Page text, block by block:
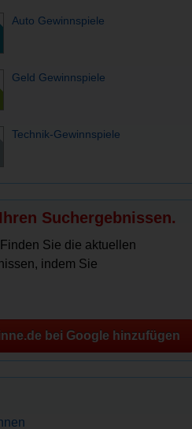
Auto Gewinnspiele
Geld Gewinnspiele
Technik-Gewinnspiele
Suchergebnissen.
Sie die aktuellen
indem Sie
bei Google hinzufügen